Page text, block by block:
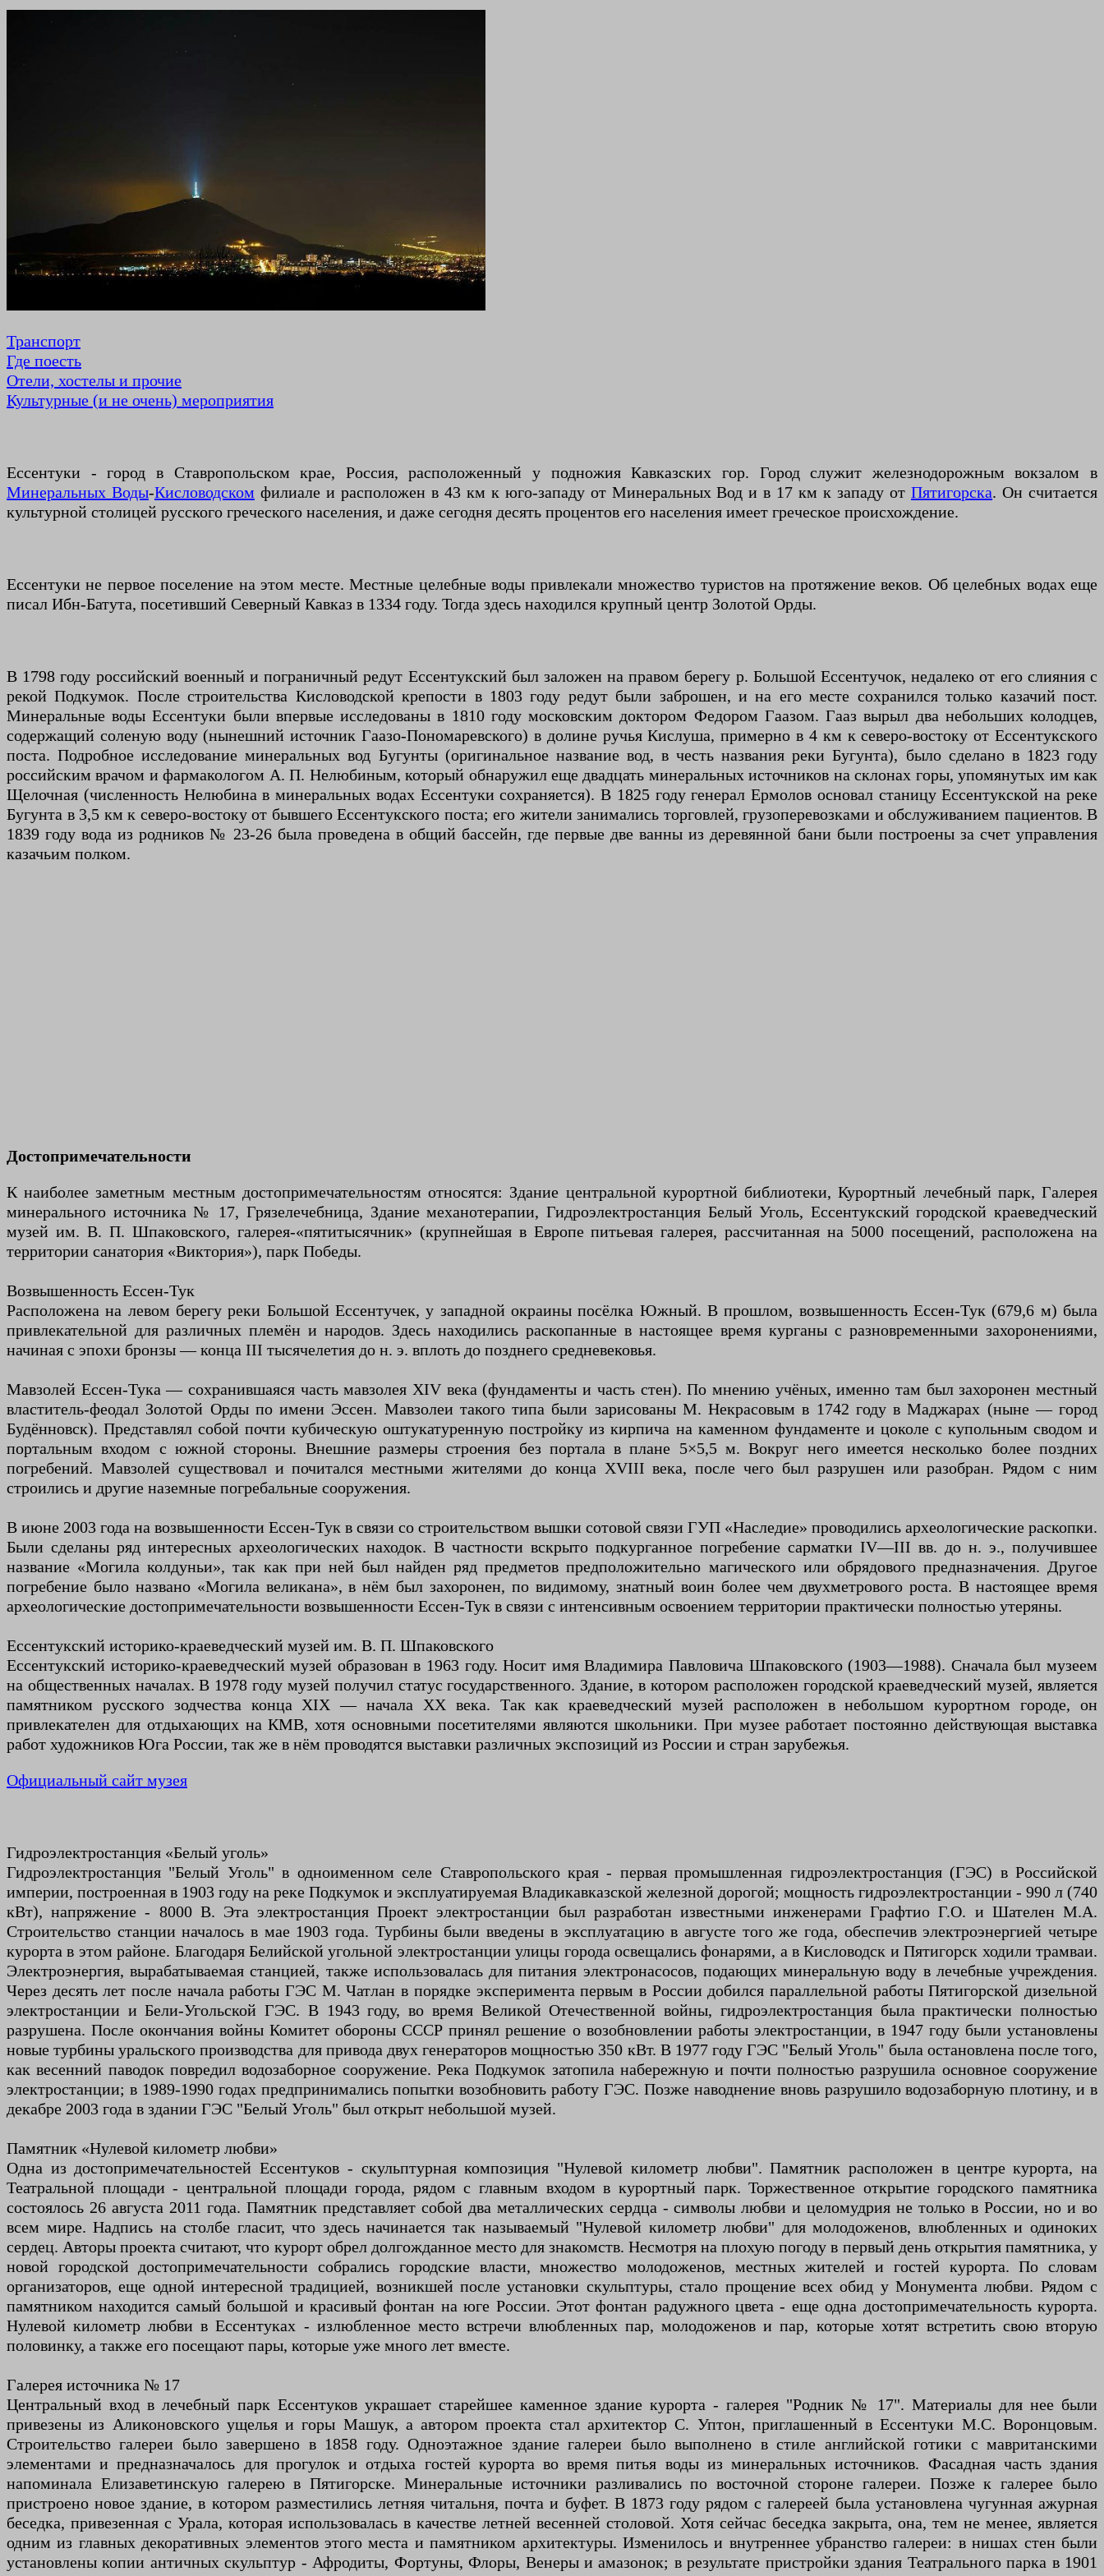
Транспорт
Где поесть
Отели, хостелы и прочие
Культурные (и не очень) мероприятия
Ессентуки - город в Ставропольском крае, Россия, расположенный у подножия Кавказских гор. Город служит железнодорожным вокзалом в
Минеральных Воды-Кисловодском филиале и расположен в 43 км к юго-западу от Минеральных Вод и в 17 км к западу отПятигорска. Он считается
культурной столицей русского греческого населения, и даже сегодня десять процентов его населения имеет греческое происхождение.
Ессентуки не первое поселение на этом месте. Местные целебные воды привлекали множество туристов на протяжение веков. Об целебных водах еще
писал Ибн-Батута, посетивший Северный Кавказ в 1334 году. Тогда здесь находился крупный центр Золотой Орды.
В 1798 году российский военный и пограничный редут Ессентукский был заложен на правом берегу р. Большой Ессентучок, недалеко от его слияния с
рекой Подкумок. После строительства Кисловодской крепости в 1803 году редут были заброшен, и на его месте сохранился только казачий пост.
Минеральные воды Ессентуки были впервые исследованы в 1810 году московским доктором Федором Гаазом. Гааз вырыл два небольших колодцев,
содержащий соленую воду (нынешний источник Гаазо-Пономаревского) в долине ручья Кислуша, примерно в 4 км к северо-востоку от Ессентукского
поста. Подробное исследование минеральных вод Бугунты (оригинальное название вод, в честь названия реки Бугунта), было сделано в 1823 году
российским врачом и фармакологом А. П. Нелюбиным, который обнаружил еще двадцать минеральных источников на склонах горы, упомянутых им как
Щелочная (численность Нелюбина в минеральных водах Ессентуки сохраняется). В 1825 году генерал Ермолов основал станицу Ессентукской на реке
Бугунта в 3,5 км к северо-востоку от бывшего Ессентукского поста; его жители занимались торговлей, грузоперевозками и обслуживанием пациентов. В
1839 году вода из родников № 23-26 была проведена в общий бассейн, где первые две ванны из деревянной бани были построены за счет управления
казачьим полком.
Достопримечательности
К наиболее заметным местным достопримечательностям относятся: Здание центральной курортной библиотеки, Курортный лечебный парк, Галерея
минерального источника № 17, Грязелечебница, Здание механотерапии, Гидроэлектростанция Белый Уголь, Ессентукский городской краеведческий
музей им. В. П. Шпаковского, галерея-«пятитысячник» (крупнейшая в Европе питьевая галерея, рассчитанная на 5000 посещений, расположена на
территории санатория «Виктория»), парк Победы.
Возвышенность Ессен-Тук
Расположена на левом берегу реки Большой Ессентучек, у западной окраины посёлка Южный. В прошлом, возвышенность Ессен-Тук (679,6 м) была
привлекательной для различных племён и народов. Здесь находились раскопанные в настоящее время курганы с разновременными захоронениями,
начиная с эпохи бронзы — конца III тысячелетия до н. э. вплоть до позднего средневековья.
Мавзолей Ессен-Тука — сохранившаяся часть мавзолея XIV века (фундаменты и часть стен). По мнению учёных, именно там был захоронен местный
властитель-феодал Золотой Орды по имени Эссен. Мавзолеи такого типа были зарисованы М. Некрасовым в 1742 году в Маджарах (ныне — город
Будённовск). Представлял собой почти кубическую оштукатуренную постройку из кирпича на каменном фундаменте и цоколе с купольным сводом и
портальным входом с южной стороны. Внешние размеры строения без портала в плане 5×5,5 м. Вокруг него имеется несколько более поздних
погребений. Мавзолей существовал и почитался местными жителями до конца XVIII века, после чего был разрушен или разобран. Рядом с ним
строились и другие наземные погребальные сооружения.
В июне 2003 года на возвышенности Ессен-Тук в связи со строительством вышки сотовой связи ГУП «Наследие» проводились археологические раскопки.
Были сделаны ряд интересных археологических находок. В частности вскрыто подкурганное погребение сарматки IV—III вв. до н. э., получившее
название «Могила колдуньи», так как при ней был найден ряд предметов предположительно магического или обрядового предназначения. Другое
погребение было названо «Могила великана», в нём был захоронен, по видимому, знатный воин более чем двухметрового роста. В настоящее время
археологические достопримечательности возвышенности Ессен-Тук в связи с интенсивным освоением территории практически полностью утеряны.
Ессентукский историко-краеведческий музей им. В. П. Шпаковского
Ессентукский историко-краеведческий музей образован в 1963 году. Носит имя Владимира Павловича Шпаковского (1903—1988). Сначала был музеем
на общественных началах. В 1978 году музей получил статус государственного. Здание, в котором расположен городской краеведческий музей, является
памятником русского зодчества конца XIX — начала XX века. Так как краеведческий музей расположен в небольшом курортном городе, он
привлекателен для отдыхающих на КМВ, хотя основными посетителями являются школьники. При музее работает постоянно действующая выставка
работ художников Юга России, так же в нём проводятся выставки различных экспозиций из России и стран зарубежья.
Официальный сайт музея
Гидроэлектростанция «Белый уголь»
Гидроэлектростанция "Белый Уголь" в одноименном селе Ставропольского края - первая промышленная гидроэлектростанция (ГЭС) в Российской
империи, построенная в 1903 году на реке Подкумок и эксплуатируемая Владикавказской железной дорогой; мощность гидроэлектростанции - 990 л (740
кВт), напряжение - 8000 В. Эта электростанция Проект электростанции был разработан известными инженерами Графтио Г.О. и Шателен М.А.
Строительство станции началось в мае 1903 года. Турбины были введены в эксплуатацию в августе того же года, обеспечив электроэнергией четыре
курорта в этом районе. Благодаря Белийской угольной электростанции улицы города освещались фонарями, а в Кисловодск и Пятигорск ходили трамваи.
Электроэнергия, вырабатываемая станцией, также использовалась для питания электронасосов, подающих минеральную воду в лечебные учреждения.
Через десять лет после начала работы ГЭС М. Чатлан в порядке эксперимента первым в России добился параллельной работы Пятигорской дизельной
электростанции и Бели-Угольской ГЭС. В 1943 году, во время Великой Отечественной войны, гидроэлектростанция была практически полностью
разрушена. После окончания войны Комитет обороны СССР принял решение о возобновлении работы электростанции, в 1947 году были установлены
новые турбины уральского производства для привода двух генераторов мощностью 350 кВт. В 1977 году ГЭС "Белый Уголь" была остановлена после того,
как весенний паводок повредил водозаборное сооружение. Река Подкумок затопила набережную и почти полностью разрушила основное сооружение
электростанции; в 1989-1990 годах предпринимались попытки возобновить работу ГЭС. Позже наводнение вновь разрушило водозаборную плотину, и в
декабре 2003 года в здании ГЭС "Белый Уголь" был открыт небольшой музей.
Памятник «Нулевой километр любви»
Одна из достопримечательностей Ессентуков - скульптурная композиция "Нулевой километр любви". Памятник расположен в центре курорта, на
Театральной площади - центральной площади города, рядом с главным входом в курортный парк. Торжественное открытие городского памятника
состоялось 26 августа 2011 года. Памятник представляет собой два металлических сердца - символы любви и целомудрия не только в России, но и во
всем мире. Надпись на столбе гласит, что здесь начинается так называемый "Нулевой километр любви" для молодоженов, влюбленных и одиноких
сердец. Авторы проекта считают, что курорт обрел долгожданное место для знакомств. Несмотря на плохую погоду в первый день открытия памятника, у
новой городской достопримечательности собрались городские власти, множество молодоженов, местных жителей и гостей курорта. По словам
организаторов, еще одной интересной традицией, возникшей после установки скульптуры, стало прощение всех обид у Монумента любви. Рядом с
памятником находится самый большой и красивый фонтан на юге России. Этот фонтан радужного цвета - еще одна достопримечательность курорта.
Нулевой километр любви в Ессентуках - излюбленное место встречи влюбленных пар, молодоженов и пар, которые хотят встретить свою вторую
половинку, а также его посещают пары, которые уже много лет вместе.
Галерея источника № 17
Центральный вход в лечебный парк Ессентуков украшает старейшее каменное здание курорта - галерея "Родник № 17". Материалы для нее были
привезены из Аликоновского ущелья и горы Машук, а автором проекта стал архитектор С. Уптон, приглашенный в Ессентуки М.С. Воронцовым.
Строительство галереи было завершено в 1858 году. Одноэтажное здание галереи было выполнено в стиле английской готики с мавританскими
элементами и предназначалось для прогулок и отдыха гостей курорта во время питья воды из минеральных источников. Фасадная часть здания
напоминала Елизаветинскую галерею в Пятигорске. Минеральные источники разливались по восточной стороне галереи. Позже к галерее было
пристроено новое здание, в котором разместились летняя читальня, почта и буфет. В 1873 году рядом с галереей была установлена чугунная ажурная
беседка, привезенная с Урала, которая использовалась в качестве летней весенней столовой. Хотя сейчас беседка закрыта, она, тем не менее, является
одним из главных декоративных элементов этого места и памятником архитектуры. Изменилось и внутреннее убранство галереи: в нишах стен были
установлены копии античных скульптур - Афродиты, Фортуны, Флоры, Венеры и амазонок; в результате пристройки здания Театрального парка в 1901